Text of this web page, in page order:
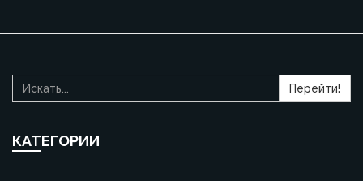
Перейти!
КАТЕГОРИИ